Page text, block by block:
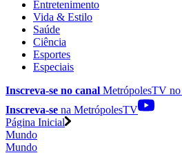
Entretenimento
Vida & Estilo
Saúde
Ciência
Esportes
Especiais
Inscreva-se no canal MetrópolesTV no
Inscreva-se na MetrópolesTV
Página Inicial
Mundo
Mundo